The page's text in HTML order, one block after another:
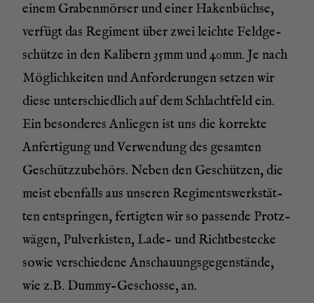
einem Gra­ben­mör­ser und einer Haken­büch­se,
ver­fügt das Regi­ment über zwei leich­te Feld­ge­
schüt­ze in den Kali­bern 35mm und 40mm. Je nach
Mög­lich­kei­ten und Anfor­de­run­gen set­zen wir
die­se unter­schied­lich auf dem Schlacht­feld ein.
Ein beson­de­res Anlie­gen ist uns die kor­rek­te
Anfer­ti­gung und Ver­wen­dung des gesam­ten
Geschütz­zu­be­hörs. Neben den Geschüt­zen, die
meist eben­falls aus unse­ren Regi­ments­werk­stät­
ten ent­sprin­gen, fer­tig­ten wir so pas­sen­de Prot­z­
wä­gen, Pul­ver­kis­ten, Lade- und Richt­be­stecke
sowie ver­schie­de­ne Anschau­ungs­ge­gen­stän­de,
wie z.B. Dum­my-Geschos­se, an.